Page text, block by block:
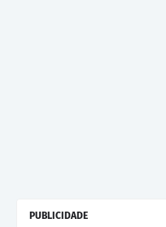
PUBLICIDADE